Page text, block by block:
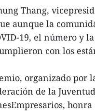
Thang,
aunque la
19, el número y
con los
organizado por
de la